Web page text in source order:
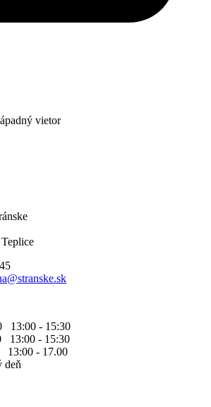
vietor
13:00 - 15:30
13:00 - 15:30
13:00 - 17.00
deň